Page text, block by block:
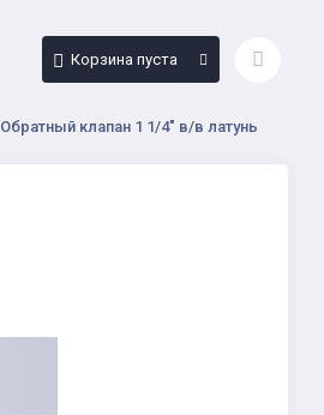
Корзина пуста
Обратный клапан 1 1/4" в/в латунь